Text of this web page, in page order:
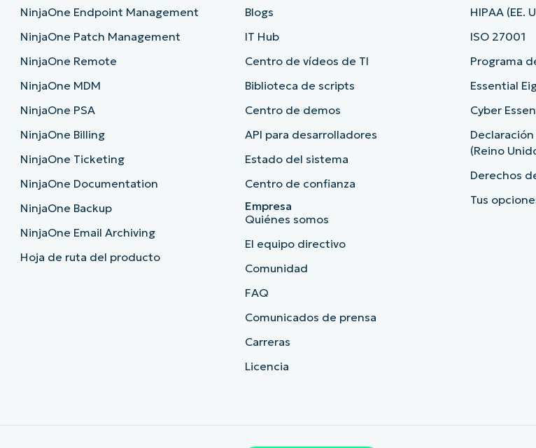
NinjaOne Endpoint Management
NinjaOne Patch Management
NinjaOne Remote
NinjaOne MDM
NinjaOne PSA
NinjaOne Billing
NinjaOne Ticketing
NinjaOne Documentation
NinjaOne Backup
NinjaOne Email Archiving
Hoja de ruta del producto
Blogs
IT Hub
Centro de vídeos de TI
Biblioteca de scripts
Centro de demos
API para desarrolladores
Estado del sistema
Centro de confianza
Empresa
Quiénes somos
El equipo directivo
Comunidad
FAQ
Comunicados de prensa
Carreras
Licencia
HIPAA (EE.
ISO 27001
Programa
Essential
Cyber
(Reino
Derechos
Tus